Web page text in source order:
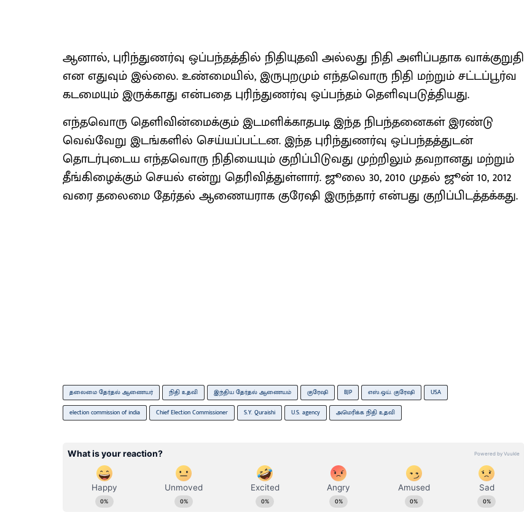
ஆனால், புரிந்துணர்வு ஒப்பந்தத்தில் நிதியுதவி அல்லது நிதி அளிப்பதாக வாக்குறுதி
என எதுவும் இல்லை. உண்மையில், இருபுறமும் எந்தவொரு நிதி மற்றும் சட்டப்பூர்வ
கடமையும் இருக்காது என்பதை புரிந்துணர்வு ஒப்பந்தம் தெளிவுபடுத்தியது.
எந்தவொரு தெளிவின்மைக்கும் இடமளிக்காதபடி இந்த நிபந்தனைகள் இரண்டு
வெவ்வேறு இடங்களில் செய்யப்பட்டன. இந்த புரிந்துணர்வு ஒப்பந்தத்துடன்
தொடர்புடைய எந்தவொரு நிதியையும் குறிப்பிடுவது முற்றிலும் தவறானது மற்றும்
தீங்கிழைக்கும் செயல் என்று தெரிவித்துள்ளார். ஜூலை 30, 2010 முதல் ஜூன் 10, 2012
வரை தலைமை தேர்தல் ஆணையராக குரேஷி இருந்தார் என்பது குறிப்பிடத்தக்கது.
தலைமை தேர்தல் ஆணையர் நிதி உதவி இந்திய தேர்தல் ஆணையம் குரேஷி BJP எஸ்.ஒய். குரேஷி USA
election commission of india Chief Election Commissioner S.Y. Quraishi U.S. agency அமெரிக்க நிதி உதவி